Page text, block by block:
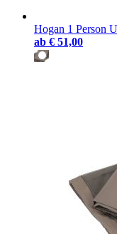
Hogan 1 Person
ab € 51,00